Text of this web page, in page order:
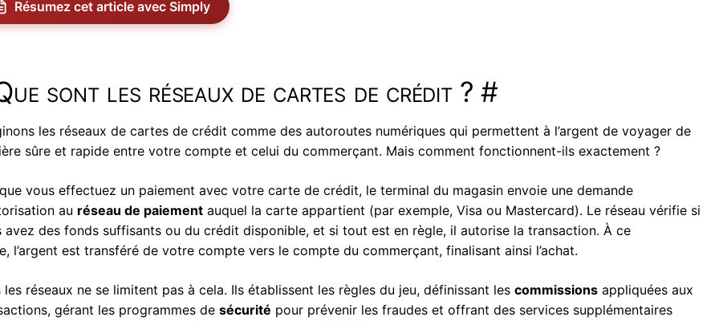
Résumez cet article avec Simply
sont les réseaux de cartes de crédit ? #
les réseaux de cartes de crédit comme des autoroutes numériques qui permettent à l’argent de voyager de
sûre et rapide entre votre compte et celui du commerçant. Mais comment fonctionnent-ils exactement ?
vous effectuez un paiement avec votre carte de crédit, le terminal du magasin envoie une demande
au réseau de paiement auquel la carte appartient (par exemple, Visa ou Mastercard). Le réseau vérifie si
avez des fonds suffisants ou du crédit disponible, et si tout est en règle, il autorise la transaction. À ce
l’argent est transféré de votre compte vers le compte du commerçant, finalisant ainsi l’achat.
les réseaux ne se limitent pas à cela. Ils établissent les règles du jeu, définissant lescommissions appliquées aux
gérant les programmes desécurité pour prévenir les fraudes et offrant des services supplémentaires